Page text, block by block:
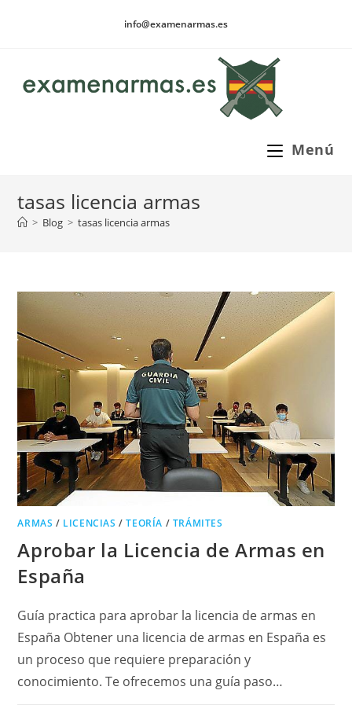
info@examenarmas.es
Menú
tasas licencia armas
> Blog > tasas licencia armas
ARMAS / LICENCIAS /TEORÍA / TRÁMITES
Aprobar la Licencia de Armas en
España
Guía practica para aprobar la licencia de armas en
España Obtener una licencia de armas en España es
un proceso que requiere preparación y
conocimiento. Te ofrecemos una guía paso…